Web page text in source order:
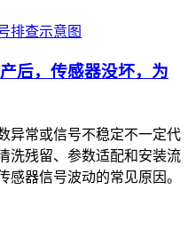
后，传感器没坏，为
异常或信号不稳定不一定代
洗残留、参数适配和安装流
感器信号波动的常见原因。